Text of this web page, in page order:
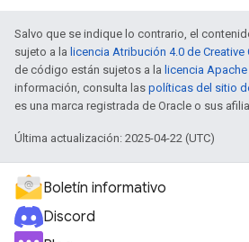
Salvo que se indique lo contrario, el
sujeto a la licencia Atribución 4.0 de Creative
de código están sujetos a la licencia Apache
información, consulta las políticas del sitio
es una marca registrada de Oracle o sus
Última actualización: 2025-04-22 (UTC)
Boletín informativo
Discord